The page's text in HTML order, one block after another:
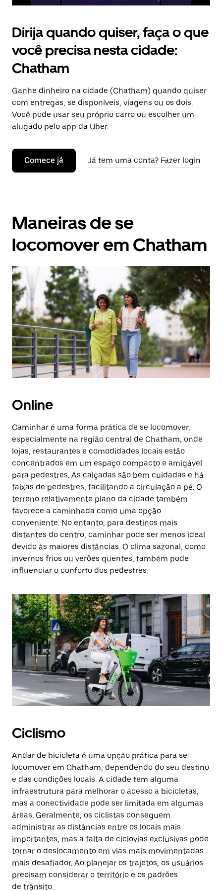
Dirija quando quiser, faça o que
você precisa nesta cidade:
Chatham
Ganhe dinheiro na cidade (Chatham) quando quiser
com entregas, se disponíveis, viagens ou os dois.
Você pode usar seu próprio carro ou escolher um
alugado pelo app da Uber.
Comece já Já tem uma conta? Fazer login
Maneiras de se
locomover em Chatham
Online
Caminhar é uma forma prática de se locomover,
especialmente na região central de Chatham, onde
lojas, restaurantes e comodidades locais estão
concentrados em um espaço compacto e amigável
para pedestres. As calçadas são bem cuidadas e há
faixas de pedestres, facilitando a circulação a pé. O
terreno relativamente plano da cidade também
favorece a caminhada como uma opção
conveniente. No entanto, para destinos mais
distantes do centro, caminhar pode ser menos ideal
devido às maiores distâncias. O clima sazonal, como
invernos frios ou verões quentes, também pode
influenciar o conforto dos pedestres.
Ciclismo
Andar de bicicleta é uma opção prática para se
locomover em Chatham, dependendo do seu destino
e das condições locais. A cidade tem alguma
infraestrutura para melhorar o acesso a bicicletas,
mas a conectividade pode ser limitada em algumas
áreas. Geralmente, os ciclistas conseguem
administrar as distâncias entre os locais mais
importantes, mas a falta de ciclovias exclusivas pode
tornar o deslocamento em vias mais movimentadas
mais desafiador. Ao planejar os trajetos, os usuários
precisam considerar o território e os padrões
de trânsito.